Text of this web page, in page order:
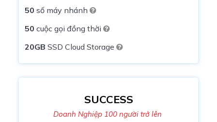
50 số máy nhánh
50 cuộc gọi đồng thời
20GB SSD Cloud Storage
SUCCESS
Doanh Nghiệp 100 người trở lên